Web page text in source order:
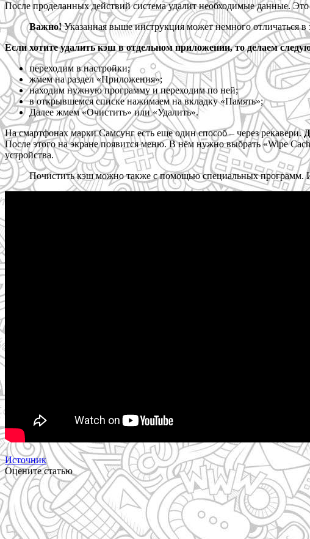
После проделанных действий система удалит необходимые данные. Это
Важно!Указанная выше инструкция может немного отличаться
Если хотите удалить кэш в отдельном приложении, то делаем
переходим в настройки;
жмем на раздел «Приложения»;
находим нужную программу и переходим по ней;
в открывшемся списке нажимаем на вкладку «Память»;
Далее жмем «Очистить» или «Удалить».
На смартфонах марки Самсунг есть еще один способ – через рекавери.
После этого на экране появится меню. В нём нужно выбрать «Wipe
устройства.
Почистить кэш можно также с помощью специальных программ.
Источник
Оцените статью